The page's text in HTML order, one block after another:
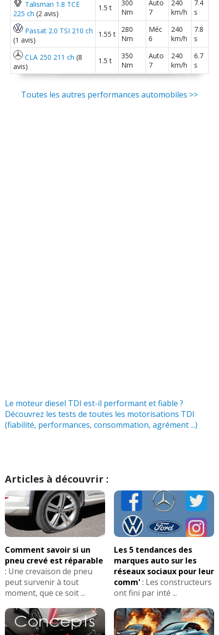
Talisman 1.8 TCE
225 ch (2 avis)
1.5 t
300
Nm
Auto
7
240
km/h
7.4
s
Passat 2.0 TSI 210 ch
(1 avis)
1.55 t
280
Nm
Méc
6
240
km/h
7.8
s
CLA 250 211 ch (8
avis)
1.5 t
350
Nm
Auto
7
240
km/h
6.7
s
Toutes les autres performances automobiles >>
Le moteur diesel TDI est-il performant et fiable ?
Découvrez les tests de toutes les motorisations TDI
(fiabilité, performances, consommation, agrément ...)
Articles à découvrir :
Comment savoir si un
pneu crevé est réparable
: Une crevaison de pneu
peut survenir à tout
moment, que ce soit ...
Les 5 tendances des
marques auto sur les
réseaux sociaux pour leur
comm': Les constructeurs
ont fini par inté ...